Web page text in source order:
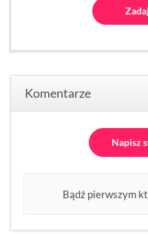
Komentarze
Napisz
Bądź pierwszym